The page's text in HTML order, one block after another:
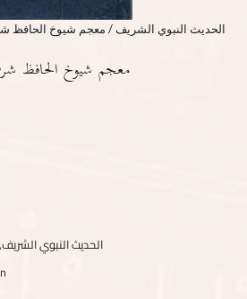
الحديث النبوي الشريف/ معجم شيوخ الحافظ
معجم شيوخ الحافظ شرف
الحديث النبوي الشريف,